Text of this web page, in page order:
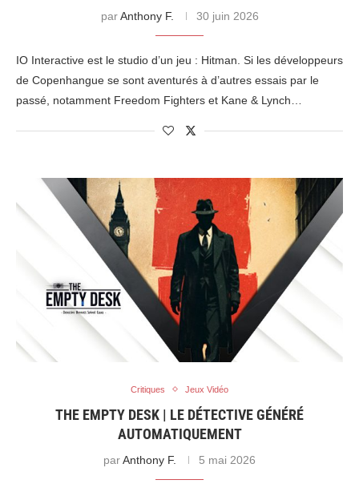
parAnthony F. 30 juin 2026
IO Interactive est le studio d’un jeu : Hitman. Si les développeurs
de Copenhangue se sont aventurés à d’autres essais par le
passé, notamment Freedom Fighters et Kane & Lynch…
Critiques Jeux Vidéo
THE EMPTY DESK | LE DÉTECTIVE GÉNÉRÉ
AUTOMATIQUEMENT
parAnthony F. 5 mai 2026